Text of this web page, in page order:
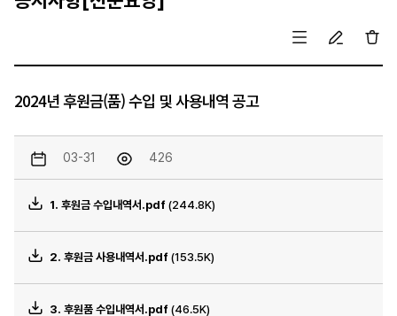
2024년 후원금(품) 수입 및 사용내역 공고
03-31 426
1. 후원금 수입내역서.pdf (244.8K)
2. 후원금 사용내역서.pdf (153.5K)
3. 후원품 수입내역서.pdf (46.5K)